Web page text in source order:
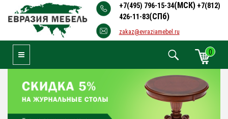
+7(495) 796-15-34(МСК) +7(812)
426-11-83(СПб)
zakaz@evraziamebel.ru
0
Toggle Navigation